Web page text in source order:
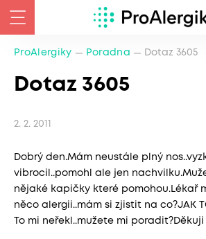
ProAlergiky Poradna Dotaz 3605
Dotaz 3605
2. 2. 2011
Dobrý den.Mám neustále plný
vibrocil..pomohl ale jen
nějaké kapičky které pomohou.Lékař
něco alergii..mám si zjistit na co?JAK
To mi neřekl..mužete mi poradit?Děkuji